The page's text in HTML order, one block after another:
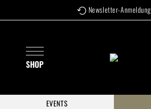
Zum Hauptinhalt springen Newsletter-Anmeldung
SHOP
EVENTS